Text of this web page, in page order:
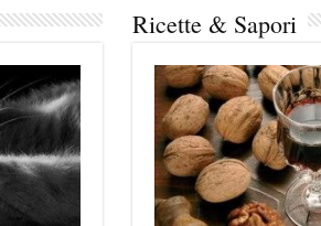
Ricette & Sapori